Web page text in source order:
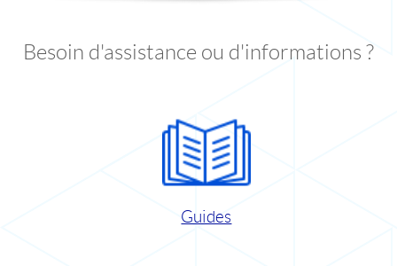
Besoin d'assistance ou d'informations ?
Guides